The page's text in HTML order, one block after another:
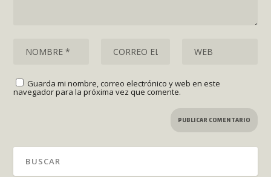
Guarda mi nombre, correo electrónico y web en este
navegador para la próxima vez que comente.